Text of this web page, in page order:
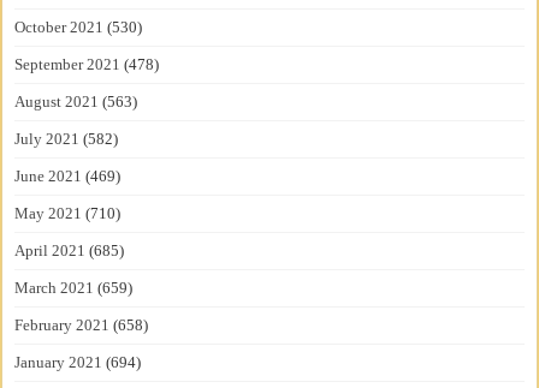
October 2021 (530)
September 2021 (478)
August 2021 (563)
July 2021 (582)
June 2021 (469)
May 2021 (710)
April 2021 (685)
March 2021 (659)
February 2021 (658)
January 2021 (694)